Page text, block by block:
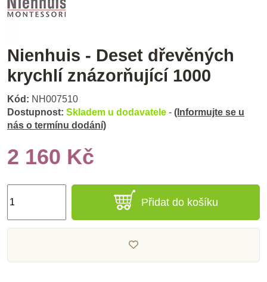
Nienhuis - Deset dřevěných
krychlí znázorňující 1000
Kód: NH007510
Dostupnost: Skladem u dodavatele - (Informujte se u
nás o termínu dodání)
2 160 Kč
Přidat do košíku